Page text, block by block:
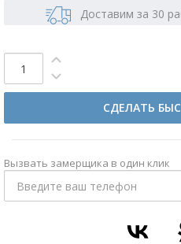
Доставим за 30
СДЕЛАТЬ
Вызвать замерщика в один клик